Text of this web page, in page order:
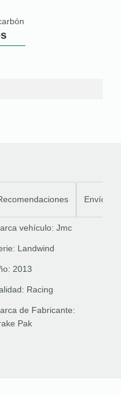
Envíos
vehículo: Jmc
Landwind
2013
Racing
de Fabricante:
Pak